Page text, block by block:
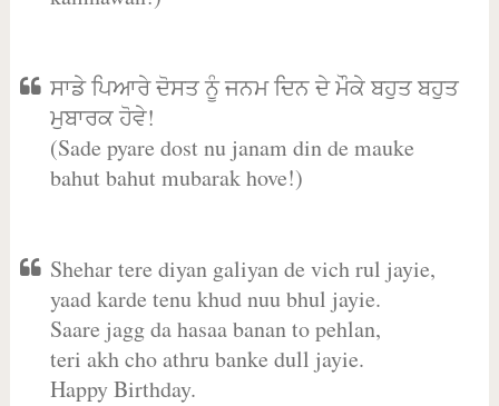
ਸਾਡੇ ਪਿਆਰੇ ਦੋਸਤ ਨੂੰ ਜਨਮ ਦਿਨ ਦੇ ਮੌਕੇ ਬਹੁਤ ਬਹੁਤ
ਮੁਬਾਰਕ ਹੋਵੇ!
(Sade pyare dost nu janam din de mauke
bahut bahut mubarak hove!)
Shehar tere diyan galiyan de vich rul jayie,
yaad karde tenu khud nuu bhul jayie.
Saare jagg da hasaa banan to pehlan,
teri akh cho athru banke dull jayie.
Happy Birthday.